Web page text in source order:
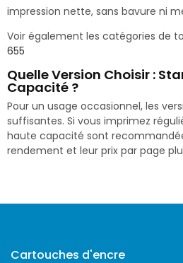
impression nette, sans bavure ni
Voir également les catégories de
655
Quelle Version Choisir :
Capacité ?
Pour un usage occasionnel, les
suffisantes. Si vous imprimez
haute capacité sont
rendement et leur prix par page
Cartouches d'encre